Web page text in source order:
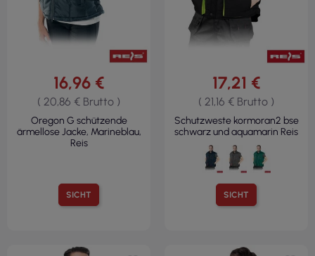
SICHT
16,96 €
( 20,86 € Brutto )
Oregon G schützende
ärmellose Jacke, Marineblau,
Reis
SICHT
17,21 €
( 21,16 € Brutto )
Schutzweste kormoran2 bse
schwarz und aquamarin Reis